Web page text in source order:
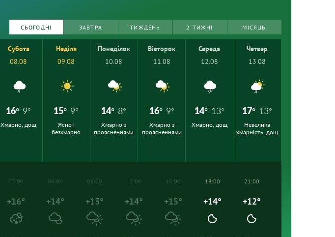
СЬОГОДНІ ЗАВТРА ТИЖДЕНЬ 2 ТИЖНІ МІСЯЦЬ
Субота
08.08
16° 9°
Хмарно, дощ
Неділя
09.08
15° 9°
Ясно і
безхмарно
Понеділок
10.08
14° 8°
Хмарно з
проясненнями
Вівторок
11.08
16° 9°
Хмарно з
проясненнями
Середа
12.08
14° 13°
Хмарно, дощ
Четвер
13.08
17° 13°
Невелика
хмарність, дощ
03:00
+16°
06:00
+14°
09:00
+13°
12:00
+14°
15:00
+15°
18:00
+14°
21:00
+12°